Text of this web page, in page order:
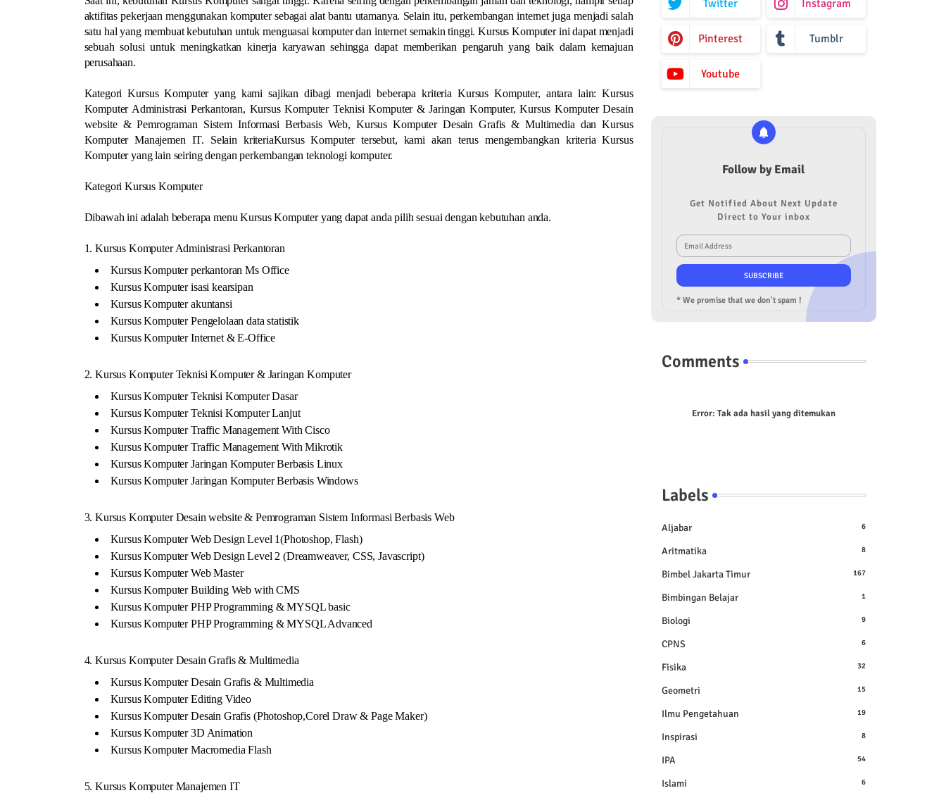
aktifitas pekerjaan menggunakan komputer sebagai alat bantu utamanya. Selain itu, perkembangan internet juga menjadi salah
satu hal yang membuat kebutuhan untuk menguasai komputer dan internet semakin tinggi. Kursus Komputer ini dapat menjadi
sebuah solusi untuk meningkatkan kinerja karyawan sehingga dapat memberikan pengaruh yang baik dalam kemajuan
perusahaan.
Kategori Kursus Komputer yang kami sajikan dibagi menjadi beberapa kriteria Kursus Komputer, antara lain: Kursus
Komputer Administrasi Perkantoran, Kursus Komputer Teknisi Komputer & Jaringan Komputer, Kursus Komputer Desain
website & Pemrograman Sistem Informasi Berbasis Web, Kursus Komputer Desain Grafis & Multimedia dan Kursus
Komputer Manajemen IT. Selain kriteriaKursus Komputer tersebut, kami akan terus mengembangkan kriteria Kursus
Komputer yang lain seiring dengan perkembangan teknologi komputer.
Kategori Kursus Komputer
Dibawah ini adalah beberapa menu Kursus Komputer yang dapat anda pilih sesuai dengan kebutuhan anda.
1. Kursus Komputer Administrasi Perkantoran
Kursus Komputer perkantoran Ms Office
Kursus Komputer isasi kearsipan
Kursus Komputer akuntansi
Kursus Komputer Pengelolaan data statistik
Kursus Komputer Internet & E-Office
2. Kursus Komputer Teknisi Komputer & Jaringan Komputer
Kursus Komputer Teknisi Komputer Dasar
Kursus Komputer Teknisi Komputer Lanjut
Kursus Komputer Traffic Management With Cisco
Kursus Komputer Traffic Management With Mikrotik
Kursus Komputer Jaringan Komputer Berbasis Linux
Kursus Komputer Jaringan Komputer Berbasis Windows
3. Kursus Komputer Desain website & Pemrograman Sistem Informasi Berbasis Web
Kursus Komputer Web Design Level 1(Photoshop, Flash)
Kursus Komputer Web Design Level 2 (Dreamweaver, CSS, Javascript)
Kursus Komputer Web Master
Kursus Komputer Building Web with CMS
Kursus Komputer PHP Programming & MYSQL basic
Kursus Komputer PHP Programming & MYSQL Advanced
4. Kursus Komputer Desain Grafis & Multimedia
Kursus Komputer Desain Grafis & Multimedia
Kursus Komputer Editing Video
Kursus Komputer Desain Grafis (Photoshop,Corel Draw & Page Maker)
Kursus Komputer 3D Animation
Kursus Komputer Macromedia Flash
5. Kursus Komputer Manajemen IT
Twitter Instagram
Pinterest Tumblr
Youtube
Follow by Email
Get Notified About Next Update
Direct to Your inbox
* We promise that we don't spam !
Comments
Error: Tak ada hasil yang ditemukan
Labels
Aljabar 6
Aritmatika 8
Bimbel Jakarta Timur 167
Bimbingan Belajar 1
Biologi 9
CPNS 6
Fisika 32
Geometri 15
Ilmu Pengetahuan 19
Inspirasi 8
IPA 54
Islami 6